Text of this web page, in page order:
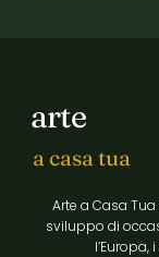
arte
a casa tua
Arte a Casa
sviluppo di